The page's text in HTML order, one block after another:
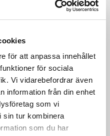
för att anpassa innehållet
för sociala
Vi vidarebefordrar även
information från din enhet
som vi
sin tur kombinera
som du har
rundabordsdiskussion
konsekvenser,
i olika områden,
i olika
åtgärderna.
experten på området
professorn i